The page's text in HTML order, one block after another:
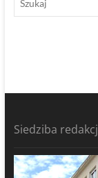
Siedziba